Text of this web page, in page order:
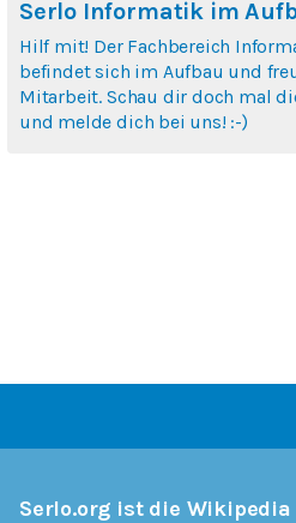
Serlo Informatik im
Hilf mit! Der Fachbereich
befindet sich im Aufbau und
Mitarbeit. Schau dir doch mal
und melde dich bei uns! :-)
Serlo.org ist die